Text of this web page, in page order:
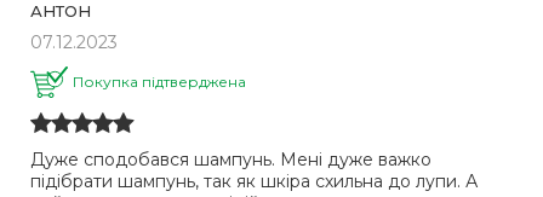
АНТОН
07.12.2023
Покупка підтверджена
Дуже сподобався шампунь. Мені дуже важко
підібрати шампунь, так як шкіра схильна до лупи. А